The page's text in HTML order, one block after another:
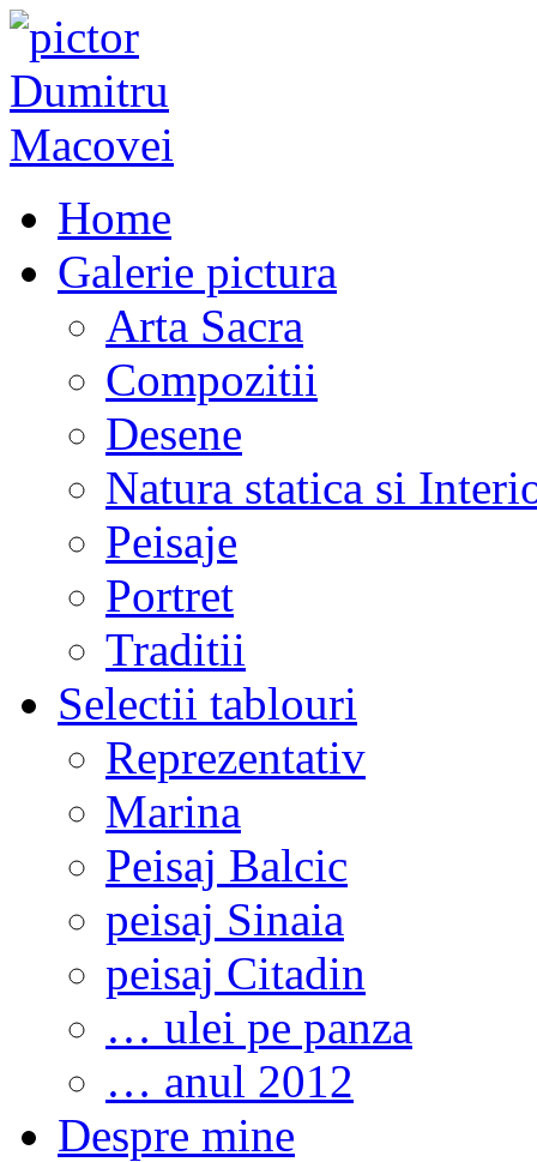
Home
Galerie pictura
Arta Sacra
Compozitii
Desene
Natura statica si
Peisaje
Portret
Traditii
Selectii tablouri
Reprezentativ
Marina
Peisaj Balcic
peisaj Sinaia
peisaj Citadin
… ulei pe panza
… anul 2012
Despre mine